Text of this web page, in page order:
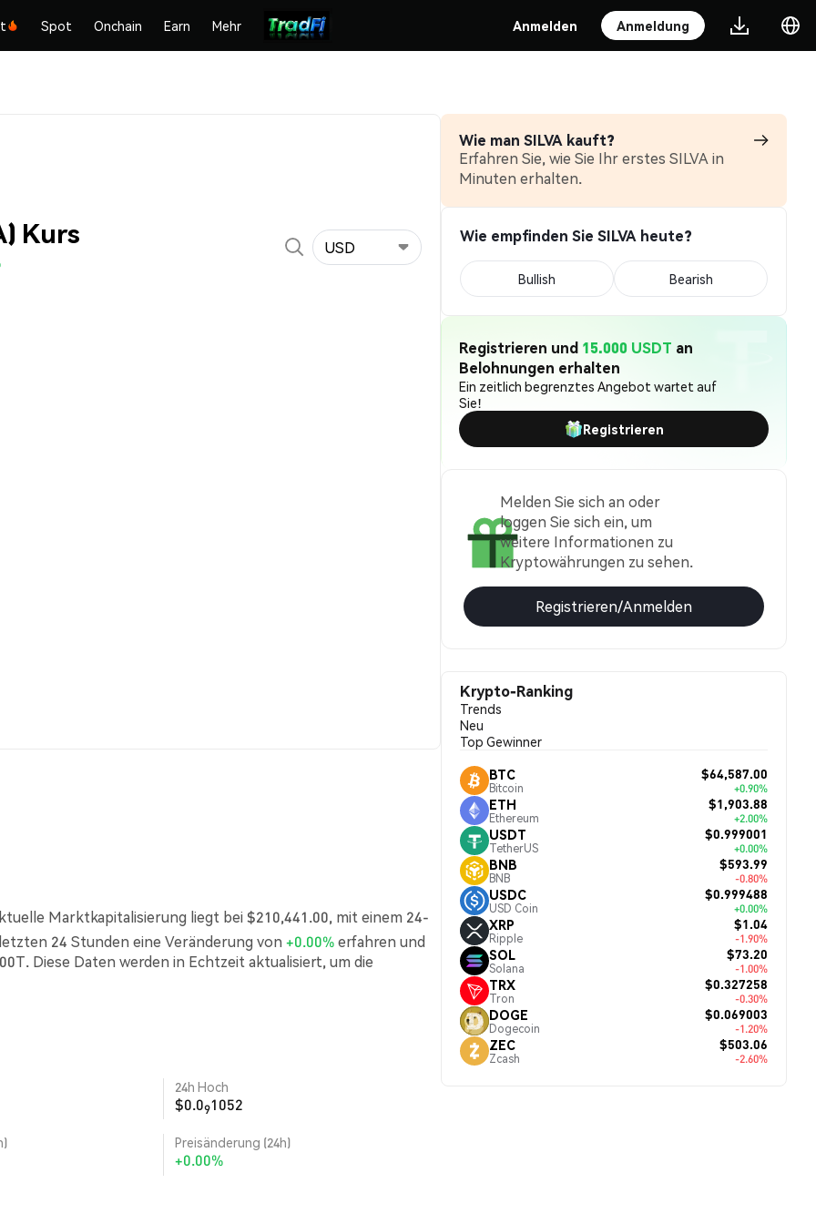
Spot Onchain Earn Mehr Anmelden Anmeldung
Kurs USD
Marktkapitalisierung liegt bei $210,441.00, mit einem 24-
24 Stunden eine Veränderung von +0.00%erfahren und
Diese Daten werden in Echtzeit aktualisiert, um die
24h Hoch
$0.091052
Preisänderung (24h)
+0.00%
Wie man SILVA kauft?
Erfahren Sie, wie Sie Ihr erstes SILVA in
Minuten erhalten.
Wie empfinden Sie SILVA heute?
Bullish Bearish
Registrieren und 15.000 USDT an
Belohnungen erhalten
Ein zeitlich begrenztes Angebot wartet auf
Sie!
Registrieren
Melden Sie sich an oder
loggen Sie sich ein, um
weitere Informationen zu
Kryptowährungen zu sehen.
Registrieren/Anmelden
Krypto-Ranking
Trends
Neu
Top Gewinner
BTC
Bitcoin
$64,587.00
+0.90%
ETH
Ethereum
$1,903.88
+2.00%
USDT
TetherUS
$0.999001
+0.00%
BNB
BNB
$593.99
-0.80%
USDC
USD Coin
$0.999488
+0.00%
XRP
Ripple
$1.04
-1.90%
SOL
Solana
$73.20
-1.00%
TRX
Tron
$0.327258
-0.30%
DOGE
Dogecoin
$0.069003
-1.20%
ZEC
Zcash
$503.06
-2.60%